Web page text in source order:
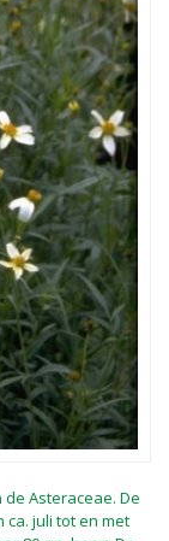
de Asteraceae. De
ca. juli tot en met